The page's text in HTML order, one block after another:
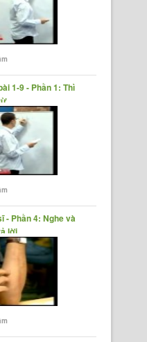
1-9 - Phần 1: Thì
- Phần 4: Nghe và